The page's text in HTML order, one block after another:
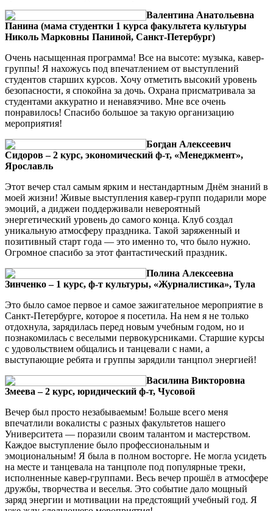
Валентина Анатольевна
Панина (мама студентки 1 курса факультета культуры
Николь Марковны Паниной, Санкт-Петербург)
Очень насыщенная программа! Все на высоте: музыка, кавер-
группы! Я нахожусь под впечатлением от выступлений
студентов старших курсов. Хочу отметить высокий уровень
безопасности, я спокойна за дочь. Охрана присматривала за
студентами аккуратно и ненавязчиво. Мне все очень
понравилось! Спасибо большое за такую организацию
мероприятия!
Богдан Алексеевич
Сидоров – 2 курс, экономический ф-т, «Менеджмент»,
Ярославль
Этот вечер стал самым ярким и нестандартным Днём знаний в
моей жизни! Живые выступления кавер-групп подарили море
эмоций, а диджеи поддерживали невероятный
энергетический уровень до самого конца. Клуб создал
уникальную атмосферу праздника. Такой заряженный и
позитивный старт года — это именно то, что было нужно.
Огромное спасибо за этот фантастический праздник.
Полина Алексеевна
Зинченко – 1 курс, ф-т культуры, «Журналистика», Тула
Это было самое первое и самое зажигательное мероприятие в
Санкт-Петербурге, которое я посетила. На нем я не только
отдохнула, зарядилась перед новым учебным годом, но и
познакомилась с веселыми первокурсниками. Старшие курсы
с удовольствием общались и танцевали с нами, а
выступающие ребята и группы зарядили танцпол энергией!
Василина Викторовна
Змеева – 2 курс, юридический ф-т, Чусовой
Вечер был просто незабываемым! Больше всего меня
впечатлили вокалисты с разных факультетов нашего
Университета — поразили своим талантом и мастерством.
Каждое выступление было профессиональным и
эмоциональным! Я была в полном восторге. Не могла усидеть
на месте и танцевала на танцполе под популярные треки,
исполненные кавер-группами. Весь вечер прошёл в атмосфере
дружбы, творчества и веселья. Это событие дало мощный
заряд энергии и мотивации на предстоящий учебный год. Я